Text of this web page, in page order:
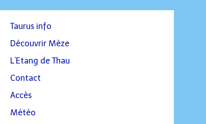
Taurus info
Découvrir Mèze
L’Etang de Thau
Contact
Accès
Météo